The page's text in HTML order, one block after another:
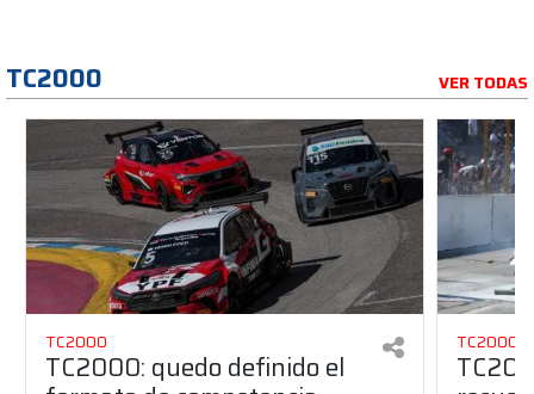
TC2000 VER TODAS
TC2000
TC2000: quedo definido el
TC2000